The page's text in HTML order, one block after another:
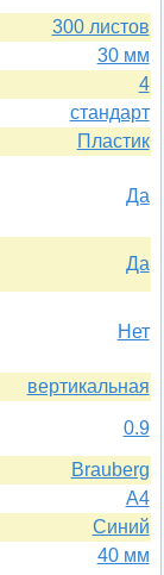
300 листов
30 мм
4
стандарт
Пластик
Да
Да
Нет
вертикальная
0.9
Brauberg
A4
Синий
40 мм